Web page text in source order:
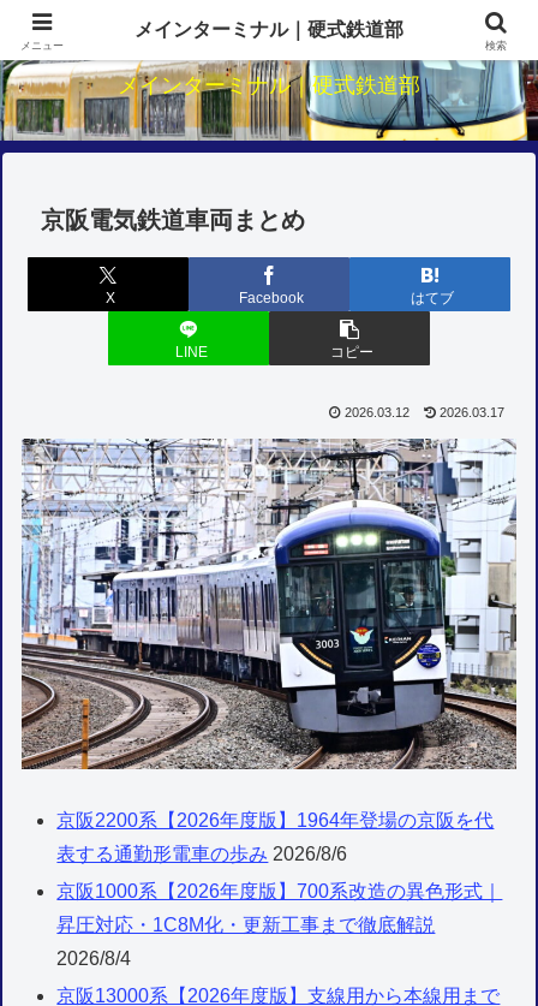
関西鉄道のダイヤ・駅・路線研究
メインターミナル｜硬式鉄道部
京阪電気鉄道車両まとめ
X Facebook はてブ
LINE コピー
2026.03.12 2026.03.17
京阪2200系【2026年度版】1964年登場の京阪を代
表する通勤形電車の歩み 2026/8/6
京阪1000系【2026年度版】700系改造の異色形式｜
昇圧対応・1C8M化・更新工事まで徹底解説
2026/8/4
京阪13000系【2026年度版】支線用から本線用まで
メニュー
メインターミナル｜硬式鉄道部
検索